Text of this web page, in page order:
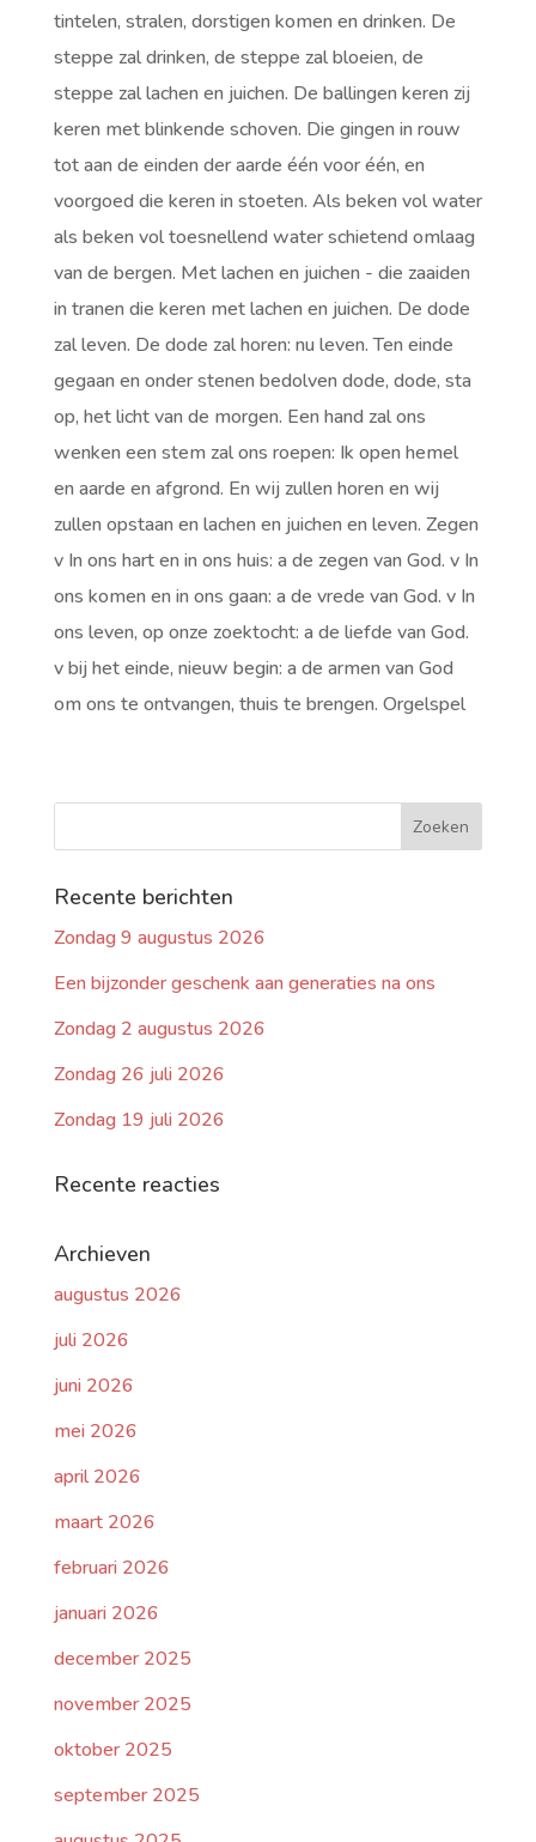
tintelen, stralen, dorstigen komen en drinken. De
steppe zal drinken, de steppe zal bloeien, de
steppe zal lachen en juichen. De ballingen keren zij
keren met blinkende schoven. Die gingen in rouw
tot aan de einden der aarde één voor één, en
voorgoed die keren in stoeten. Als beken vol water
als beken vol toesnellend water schietend omlaag
van de bergen. Met lachen en juichen - die zaaiden
in tranen die keren met lachen en juichen. De dode
zal leven. De dode zal horen: nu leven. Ten einde
gegaan en onder stenen bedolven dode, dode, sta
op, het licht van de morgen. Een hand zal ons
wenken een stem zal ons roepen: Ik open hemel
en aarde en afgrond. En wij zullen horen en wij
zullen opstaan en lachen en juichen en leven. Zegen
v In ons hart en in ons huis: a de zegen van God. v In
ons komen en in ons gaan: a de vrede van God. v In
ons leven, op onze zoektocht: a de liefde van God.
v bij het einde, nieuw begin: a de armen van God
om ons te ontvangen, thuis te brengen. Orgelspel
Recente berichten
Zondag 9 augustus 2026
Een bijzonder geschenk aan generaties na ons
Zondag 2 augustus 2026
Zondag 26 juli 2026
Zondag 19 juli 2026
Recente reacties
Archieven
augustus 2026
juli 2026
juni 2026
mei 2026
april 2026
maart 2026
februari 2026
januari 2026
december 2025
november 2025
oktober 2025
september 2025